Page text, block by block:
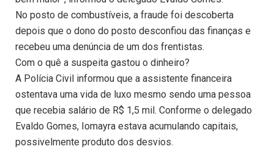
No posto de combustíveis, a fraude foi descoberta
depois que o dono do posto desconfiou das finanças e
recebeu uma denúncia de um dos frentistas.
Com o quê a suspeita gastou o dinheiro?
A Polícia Civil informou que a assistente financeira
ostentava uma vida de luxo mesmo sendo uma pessoa
que recebia salário de R$ 1,5 mil. Conforme o delegado
Evaldo Gomes, Iomayra estava acumulando capitais,
possivelmente produto dos desvios.